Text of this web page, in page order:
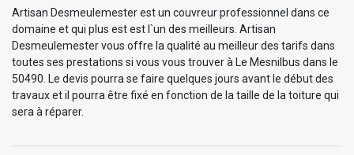
Artisan Desmeulemester est un couvreur professionnel dans ce
domaine et qui plus est est l`un des meilleurs. Artisan
Desmeulemester vous offre la qualité au meilleur des tarifs dans
toutes ses prestations si vous vous trouver à Le Mesnilbus dans le
50490. Le devis pourra se faire quelques jours avant le début des
travaux et il pourra être fixé en fonction de la taille de la toiture qui
sera à réparer.